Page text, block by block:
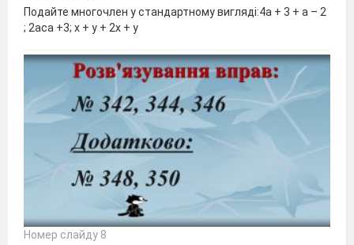
Подайте многочлен у стандартному вигляді:4а + 3 + а – 2
; 2аса +3; х + у + 2х + у
Номер слайду 8